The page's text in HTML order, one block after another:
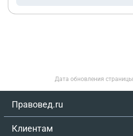
Дата обновления страницы
Правовед.ru
Клиентам